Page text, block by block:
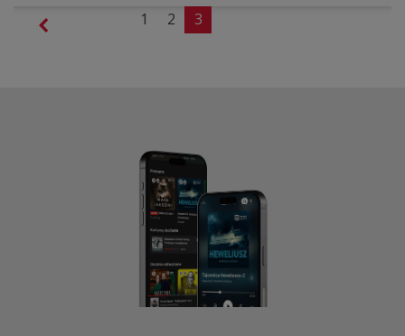
1 2 3